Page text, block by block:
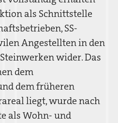
als Schnittstelle
SS-
Angestellten in den
wider. Das
dem
dem früheren
liegt, wurde nach
als Wohn- und